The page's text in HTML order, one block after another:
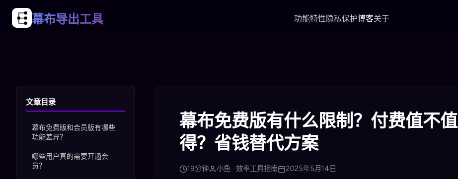
幕布导出工具 功能特性隐私保护博客关于
文章目录
幕布免费版和会员版有哪些
功能差异？
哪些用户真的需要开通会
员？
幕布免费版有什么限制？付费值不值
得？省钱替代方案
19分钟 小鱼 · 效率工具指南 2025年5月14日